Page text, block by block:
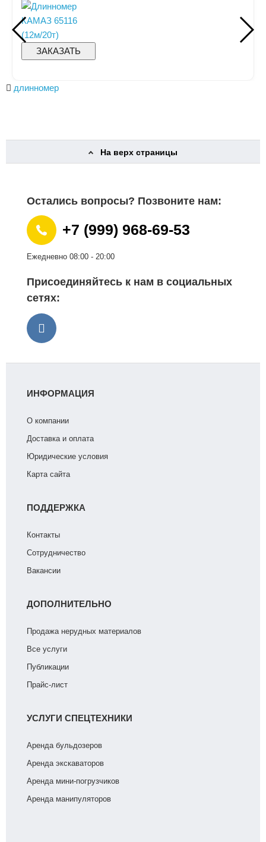
ЗАКАЗАТЬ
длинномер
На верх страницы
Остались вопросы? Позвоните нам:
+7 (999) 968-69-53
Ежедневно 08:00 - 20:00
Присоединяйтесь к нам в социальных
сетях:
ИНФОРМАЦИЯ
О компании
Доставка и оплата
Юридические условия
Карта сайта
ПОДДЕРЖКА
Контакты
Сотрудничество
Вакансии
ДОПОЛНИТЕЛЬНО
Продажа нерудных материалов
Все услуги
Публикации
Прайс-лист
УСЛУГИ СПЕЦТЕХНИКИ
Аренда бульдозеров
Аренда экскаваторов
Аренда мини-погрузчиков
Аренда манипуляторов